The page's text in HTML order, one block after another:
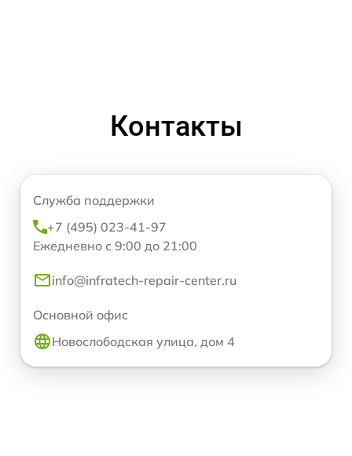
Контакты
Служба поддержки
+7 (495) 023-41-97
Ежедневно с 9:00 до 21:00
info@infratech-repair-center.ru
Основной офис
Новослободская улица, дом 4